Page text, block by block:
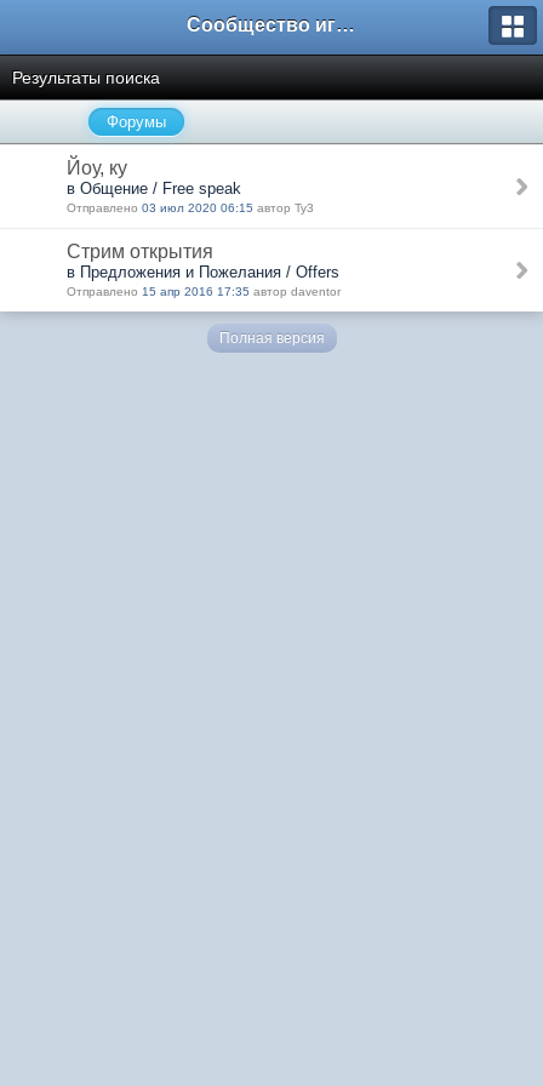
Сообщество игроков L2BesT.Org
Результаты поиска
Форумы
Йоу, ку
в Общение / Free speak
Отправлено 03 июл 2020 06:15 автор Ty3
Стрим открытия
в Предложения и Пожелания / Offers
Отправлено 15 апр 2016 17:35 автор daventor
Полная версия